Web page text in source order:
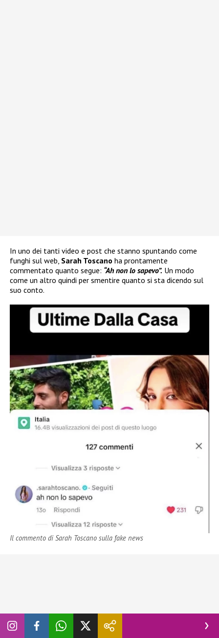
In uno dei tanti video e post che stanno spuntando come
funghi sul web, Sarah Toscano ha prontamente
commentato quanto segue: “Ah non lo sapevo”. Un modo
come un altro quindi per smentire quanto si sta dicendo sul
suo conto.
Il commento di Sarah Toscano sulla fake news